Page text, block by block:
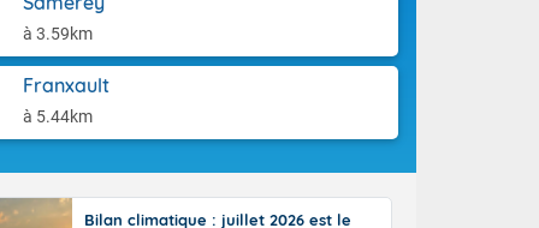
à 3.59km
Franxault
à 5.44km
sur
avec des
sur le sud
la
entre 50 et
résiste sur
Bilan climatique : juillet 2026 est le